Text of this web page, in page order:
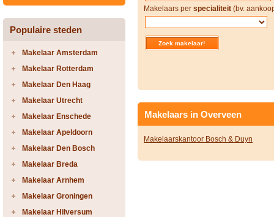
Populaire steden
Makelaar Amsterdam
Makelaar Rotterdam
Makelaar Den Haag
Makelaar Utrecht
Makelaar Enschede
Makelaar Apeldoorn
Makelaar Den Bosch
Makelaar Breda
Makelaar Arnhem
Makelaar Groningen
Makelaar Hilversum
Makelaars per specialiteit (bv.
Makelaars in Overveen
Makelaarskantoor Bosch & Duyn